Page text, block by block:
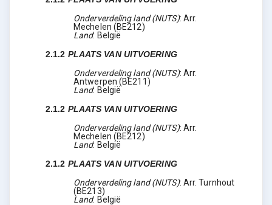
Onderverdeling land (NUTS): Arr.
Mechelen (BE212)
Land: België
2.1.2 PLAATS VAN UITVOERING
Onderverdeling land (NUTS): Arr.
Antwerpen (BE211)
Land: België
2.1.2 PLAATS VAN UITVOERING
Onderverdeling land (NUTS): Arr.
Mechelen (BE212)
Land: België
2.1.2 PLAATS VAN UITVOERING
Onderverdeling land (NUTS): Arr. Turnhout
(BE213)
Land: België